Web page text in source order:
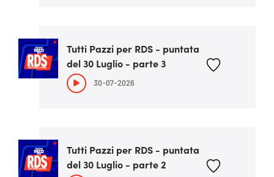
Tutti Pazzi per RDS - puntata
del 30 Luglio - parte 3
30-07-2026
Tutti Pazzi per RDS - puntata
del 30 Luglio - parte 2